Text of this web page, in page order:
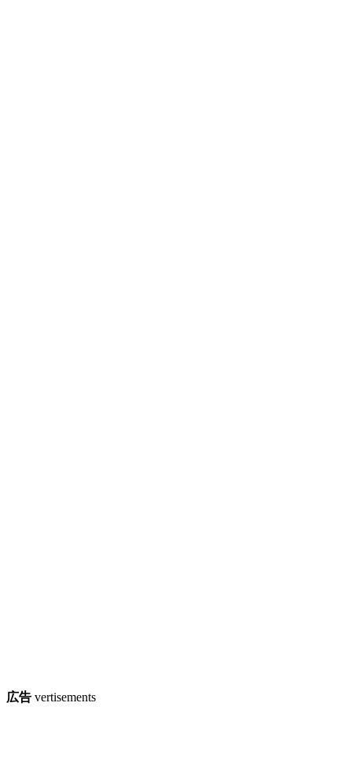
広告 vertisements